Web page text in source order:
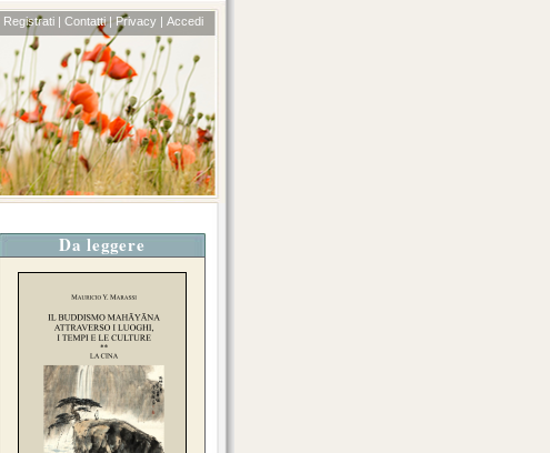
Registrati | Contatti | Privacy | Accedi
Da leggere